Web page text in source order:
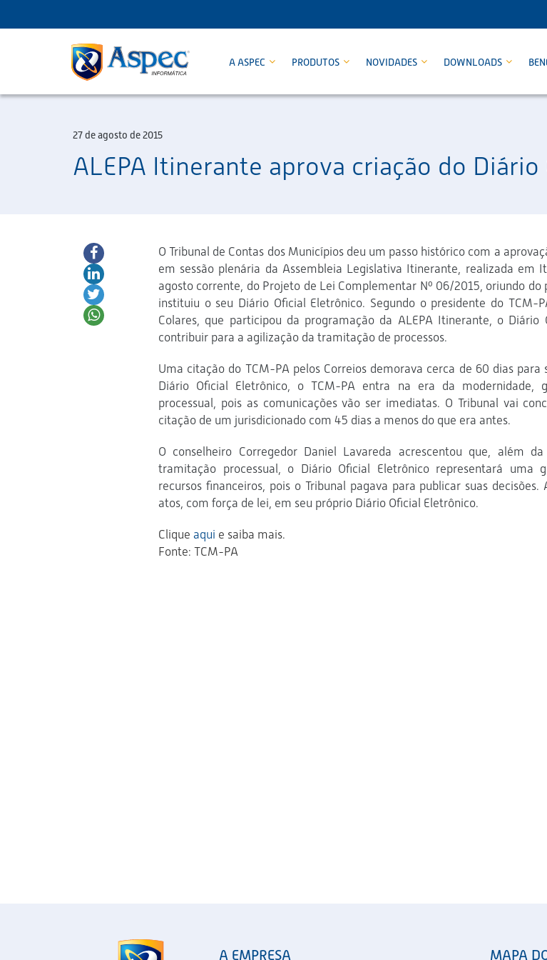
A ASPEC PRODUTOS NOVIDADES DOWNLOADS
27 de agosto de 2015
ALEPA Itinerante aprova criação do
O Tribunal de Contas dos Municípios deu um passo histórico com a
em sessão plenária da Assembleia Legislativa Itinerante, realizada em
agosto corrente, do Projeto de Lei Complementar Nº 06/2015, oriundo do
instituiu o seu Diário Oficial Eletrônico. Segundo o presidente do TCM-
Colares, que participou da programação da ALEPA Itinerante, o Diário
contribuir para a agilização da tramitação de processos.
Uma citação do TCM-PA pelos Correios demorava cerca de 60 dias para
Diário Oficial Eletrônico, o TCM-PA entra na era da modernidade,
processual, pois as comunicações vão ser imediatas. O Tribunal vai
citação de um jurisdicionado com 45 dias a menos do que era antes.
O conselheiro Corregedor Daniel Lavareda acrescentou que, além
tramitação processual, o Diário Oficial Eletrônico representará uma
recursos financeiros, pois o Tribunal pagava para publicar suas decisões.
atos, com força de lei, em seu próprio Diário Oficial Eletrônico.
Clique aqui e saiba mais.
Fonte: TCM-PA
A EMPRESA MAPA